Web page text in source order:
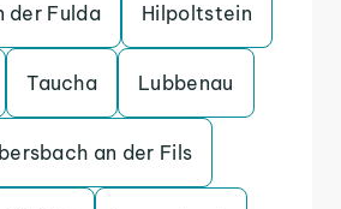
der Fulda Hilpoltstein
Taucha Lubbenau
an der Fils